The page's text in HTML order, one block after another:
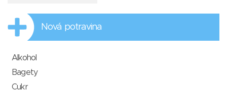
Nová potravina
Alkohol
Bagety
Cukr